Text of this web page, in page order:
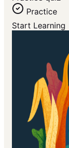
Practice
Start Learning